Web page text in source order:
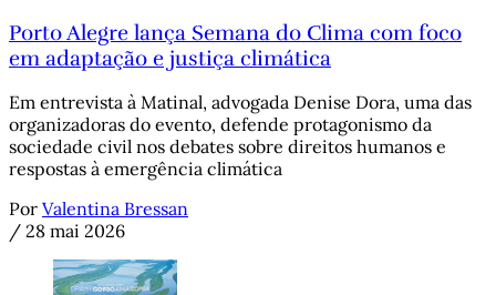
Porto Alegre lança Semana do Clima com foco
em adaptação e justiça climática
Em entrevista à Matinal, advogada Denise Dora, uma das
organizadoras do evento, defende protagonismo da
sociedade civil nos debates sobre direitos humanos e
respostas à emergência climática
Por Valentina Bressan
/ 28 mai 2026